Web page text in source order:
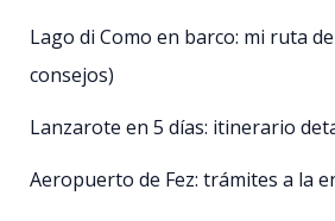
Lago di Como en barco: mi ruta
consejos)
Lanzarote en 5 días: itinerario
Aeropuerto de Fez: trámites a la